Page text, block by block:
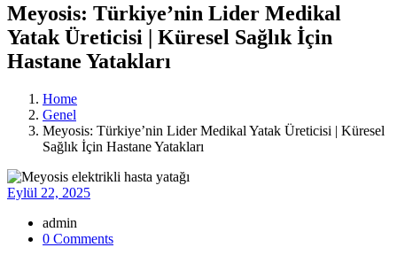
Meyosis: Türkiye’nin Lider Medikal
Yatak Üreticisi | Küresel Sağlık İçin
Hastane Yatakları
Home
Genel
Meyosis: Türkiye’nin Lider Medikal Yatak Üreticisi | Küresel
Sağlık İçin Hastane Yatakları
Eylül 22, 2025
admin
0 Comments